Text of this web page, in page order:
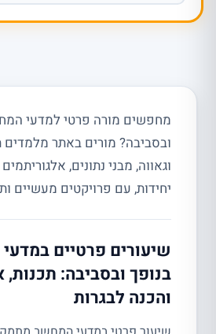
מחפשים מורה פרטי למדעי
ובסביבה? מורים באתר מלמדים
יחידות, עם פרויקטים מעשיים
שיעורים פרטיים
בנופך ובסביבה: תכנות,
והכנה לבגרות